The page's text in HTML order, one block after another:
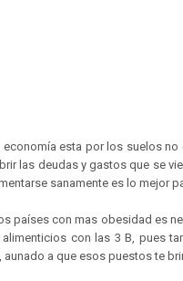
economía esta por los suelos
las deudas y gastos que se
sanamente es lo mejor
países con mas obesidad es
con las 3 B, pues
a que esos puestos te